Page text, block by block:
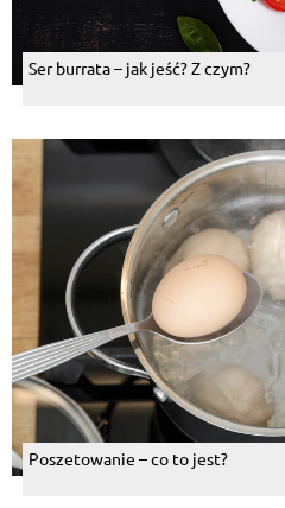
Ser burrata – jak jeść? Z czym?
Poszetowanie – co to jest?